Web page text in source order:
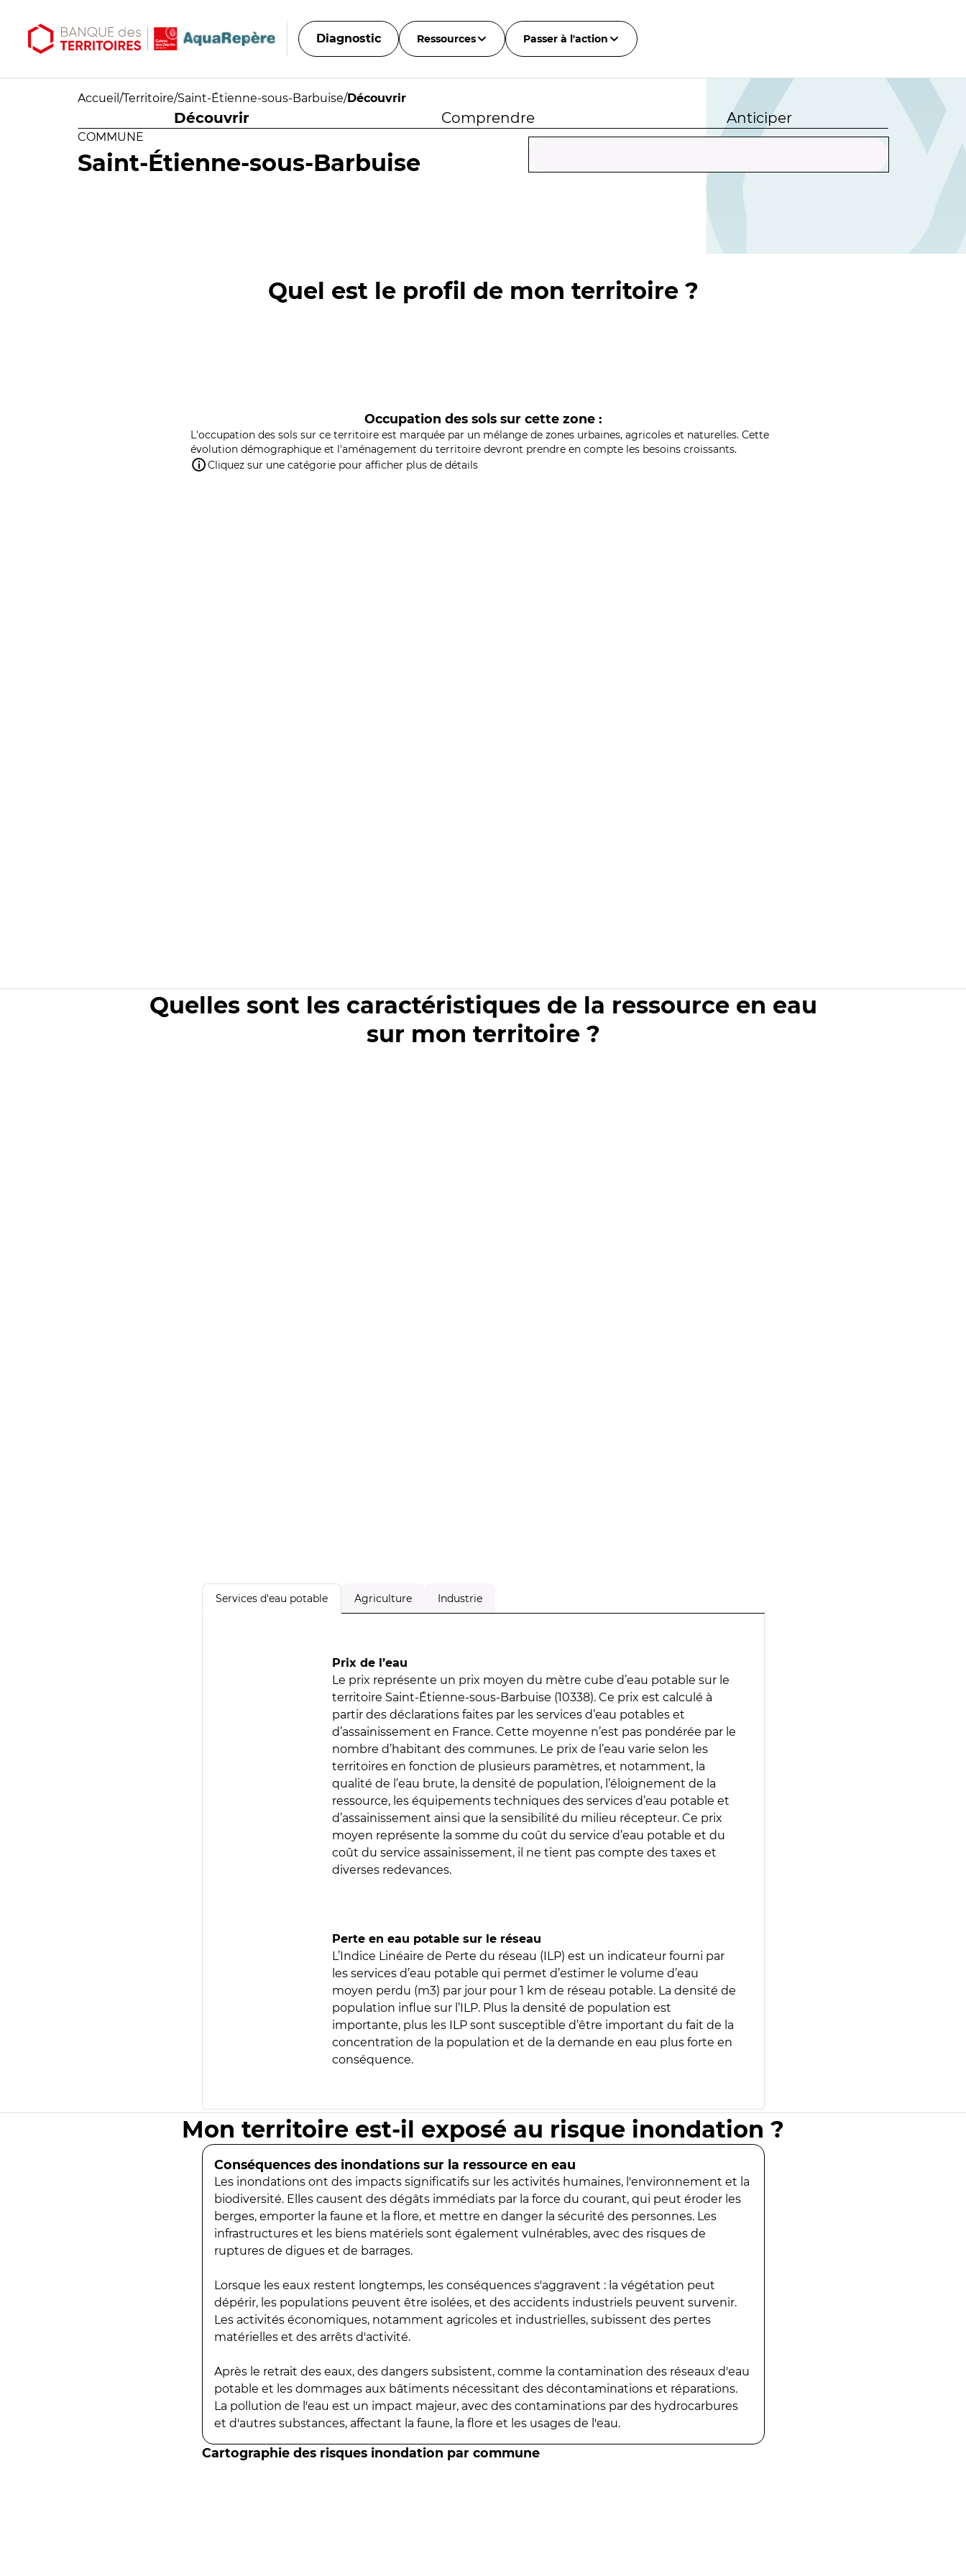
Diagnostic Ressources Passer à l'action
Accueil /Territoire/Saint-Étienne-sous-Barbuise/Découvrir
Découvrir Comprendre Anticiper
COMMUNE
Saint-Étienne-sous-Barbuise
Quel est le profil de mon territoire ?
Occupation des sols sur cette zone :
L'occupation des sols sur ce territoire est marquée par un mélange de zones urbaines, agricoles et naturelles. Cette
évolution démographique et l'aménagement du territoire devront prendre en compte les besoins croissants.
Cliquez sur une catégorie pour afficher plus de détails
Quelles sont les caractéristiques de la ressource en eau
sur mon territoire ?
Services d'eau potable Agriculture Industrie
Prix de l’eau
Le prix représente un prix moyen du mètre cube d’eau potable sur le
territoire Saint-Étienne-sous-Barbuise (10338). Ce prix est calculé à
partir des déclarations faites par les services d’eau potables et
d’assainissement en France. Cette moyenne n’est pas pondérée par le
nombre d’habitant des communes. Le prix de l’eau varie selon les
territoires en fonction de plusieurs paramètres, et notamment, la
qualité de l’eau brute, la densité de population, l’éloignement de la
ressource, les équipements techniques des services d’eau potable et
d’assainissement ainsi que la sensibilité du milieu récepteur. Ce prix
moyen représente la somme du coût du service d’eau potable et du
coût du service assainissement, il ne tient pas compte des taxes et
diverses redevances.
Perte en eau potable sur le réseau
L’Indice Linéaire de Perte du réseau (ILP) est un indicateur fourni par
les services d’eau potable qui permet d’estimer le volume d’eau
moyen perdu (m3) par jour pour 1 km de réseau potable. La densité de
population influe sur l’ILP. Plus la densité de population est
importante, plus les ILP sont susceptible d’être important du fait de la
concentration de la population et de la demande en eau plus forte en
conséquence.
Mon territoire est-il exposé au risque inondation ?
Conséquences des inondations sur la ressource en eau
Les inondations ont des impacts significatifs sur les activités humaines, l'environnement et la
biodiversité. Elles causent des dégâts immédiats par la force du courant, qui peut éroder les
berges, emporter la faune et la flore, et mettre en danger la sécurité des personnes. Les
infrastructures et les biens matériels sont également vulnérables, avec des risques de
ruptures de digues et de barrages.
Lorsque les eaux restent longtemps, les conséquences s'aggravent : la végétation peut
dépérir, les populations peuvent être isolées, et des accidents industriels peuvent survenir.
Les activités économiques, notamment agricoles et industrielles, subissent des pertes
matérielles et des arrêts d'activité.
Après le retrait des eaux, des dangers subsistent, comme la contamination des réseaux d'eau
potable et les dommages aux bâtiments nécessitant des décontaminations et réparations.
La pollution de l'eau est un impact majeur, avec des contaminations par des hydrocarbures
et d'autres substances, affectant la faune, la flore et les usages de l'eau.
Cartographie des risques inondation par commune